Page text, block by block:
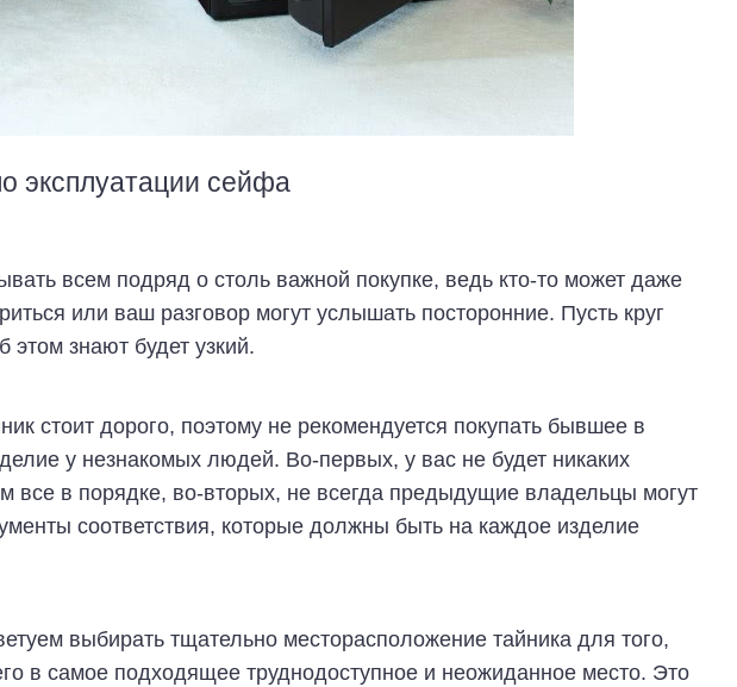
эксплуатации сейфа
всем подряд о столь важной покупке, ведь кто-то может даже
или ваш разговор могут услышать посторонние. Пусть круг
знают будет узкий.
стоит дорого, поэтому не рекомендуется покупать бывшее в
у незнакомых людей. Во-первых, у вас не будет никаких
все в порядке, во-вторых, не всегда предыдущие владельцы могут
соответствия, которые должны быть на каждое изделие
выбирать тщательно месторасположение тайника для того,
в самое подходящее труднодоступное и неожиданное место. Это